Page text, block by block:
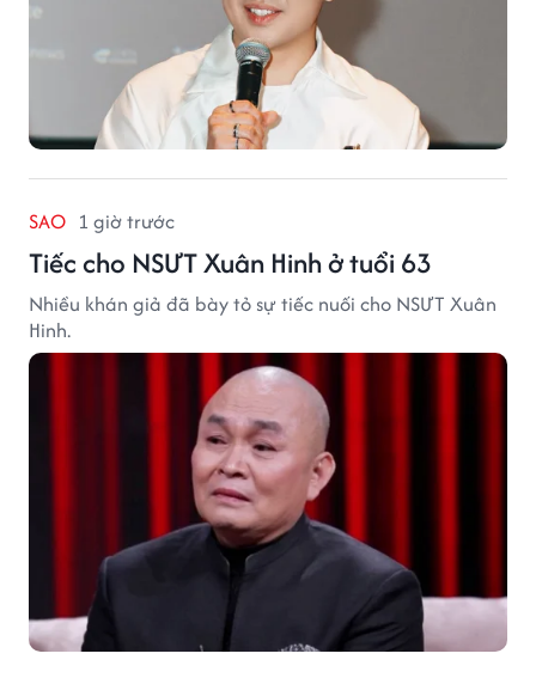
SAO 1 giờ trước
Tiếc cho NSƯT Xuân Hinh ở tuổi 63
Nhiều khán giả đã bày tỏ sự tiếc nuối cho NSƯT Xuân
Hinh.